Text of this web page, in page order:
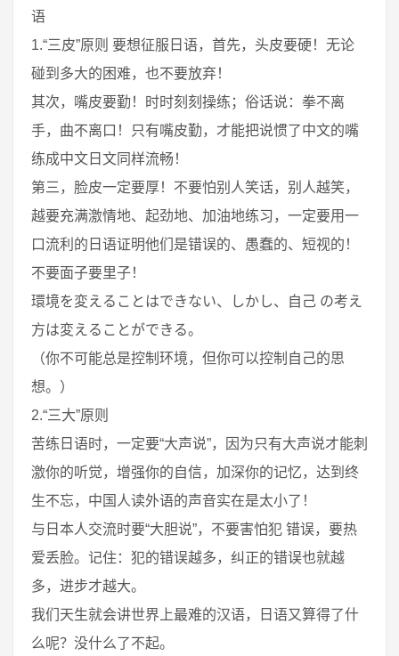
语
1.“三皮”原则 要想征服日语，首先，头皮要硬！无论
碰到多大的困难，也不要放弃！
其次，嘴皮要勤！时时刻刻操练；俗话说：拳不离
手，曲不离口！只有嘴皮勤，才能把说惯了中文的嘴
练成中文日文同样流畅！
第三，脸皮一定要厚！不要怕别人笑话，别人越笑，
越要充满激情地、起劲地、加油地练习，一定要用一
口流利的日语证明他们是错误的、愚蠢的、短视的！
不要面子要里子！
環境を変えることはできない、しかし、自己 の考え
方は変えることができる。
（你不可能总是控制环境，但你可以控制自己的思
想。）
2.“三大”原则
苦练日语时，一定要“大声说”，因为只有大声说才能刺
激你的听觉，增强你的自信，加深你的记忆，达到终
生不忘，中国人读外语的声音实在是太小了！
与日本人交流时要“大胆说”，不要害怕犯 错误，要热
爱丢脸。记住：犯的错误越多，纠正的错误也就越
多，进步才越大。
我们天生就会讲世界上最难的汉语，日语又算得了什
么呢？没什么了不起。